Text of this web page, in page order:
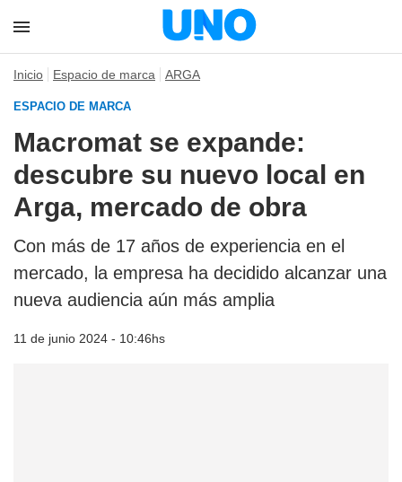
Inicio Espacio de marca ARGA
ESPACIO DE MARCA
Macromat se expande:
descubre su nuevo local en
Arga, mercado de obra
Con más de 17 años de experiencia en el
mercado, la empresa ha decidido alcanzar una
nueva audiencia aún más amplia
11 de junio 2024 - 10:46hs